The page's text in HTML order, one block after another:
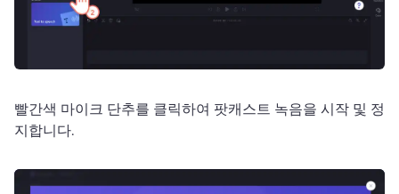
빨간색 마이크 단추를 클릭하여 팟캐스트 녹음을 시작 및 정
지합니다.